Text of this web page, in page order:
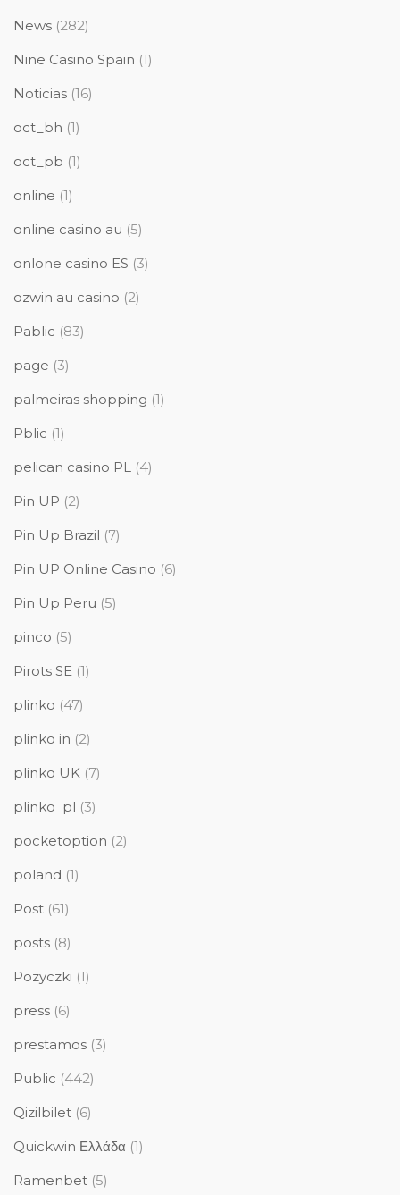
News (282)
Nine Casino Spain (1)
Noticias (16)
oct_bh (1)
oct_pb (1)
online (1)
online casino au (5)
onlone casino ES (3)
ozwin au casino (2)
Pablic (83)
page (3)
palmeiras shopping (1)
Pblic (1)
pelican casino PL (4)
Pin UP (2)
Pin Up Brazil (7)
Pin UP Online Casino (6)
Pin Up Peru (5)
pinco (5)
Pirots SE (1)
plinko (47)
plinko in (2)
plinko UK (7)
plinko_pl (3)
pocketoption (2)
poland (1)
Post (61)
posts (8)
Pozyczki (1)
press (6)
prestamos (3)
Public (442)
Qizilbilet (6)
Quickwin Ελλάδα (1)
Ramenbet (5)